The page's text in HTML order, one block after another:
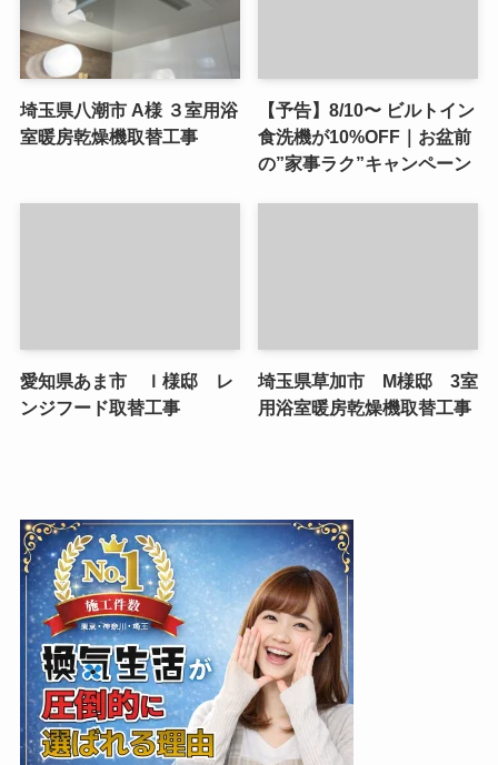
埼玉県八潮市 A様 ３室用浴
室暖房乾燥機取替工事
【予告】8/10〜 ビルトイン
食洗機が10%OFF｜お盆前
の”家事ラク”キャンペーン
愛知県あま市 Ｉ様邸 レ
ンジフード取替工事
埼玉県草加市 M様邸 3室
用浴室暖房乾燥機取替工事